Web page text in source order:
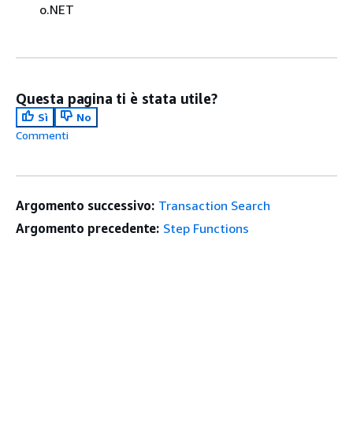
o.NET
Questa pagina ti è stata utile?
Sì
No
Commenti
Argomento successivo: Transaction Search
Argomento precedente: Step Functions